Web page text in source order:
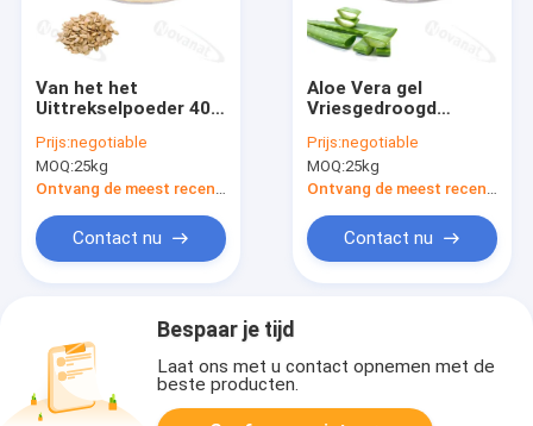
Van het het
Uittrekselpoeder 40%
pompoenzaad de
Kruiden het
Vetzuur/van het
Proteïne van het
Uittrekselpoeder 60%
Prijs:negotiable
MOQ:25kg
Ontvang de meest recente Prijs
Contact nu
Aloe Vera gel
Vriesgedroogd
50/1 kruidenextract
poeder
Prijs:negotiable
MOQ:25kg
Ontvang de meest recente Prijs
Contact nu
Bespaar je tijd
Laat ons met u contact opnemen met de
beste producten.